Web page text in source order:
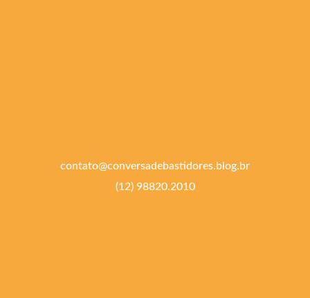
contato@conversadebastidores.blog.br
(12) 98820.2010